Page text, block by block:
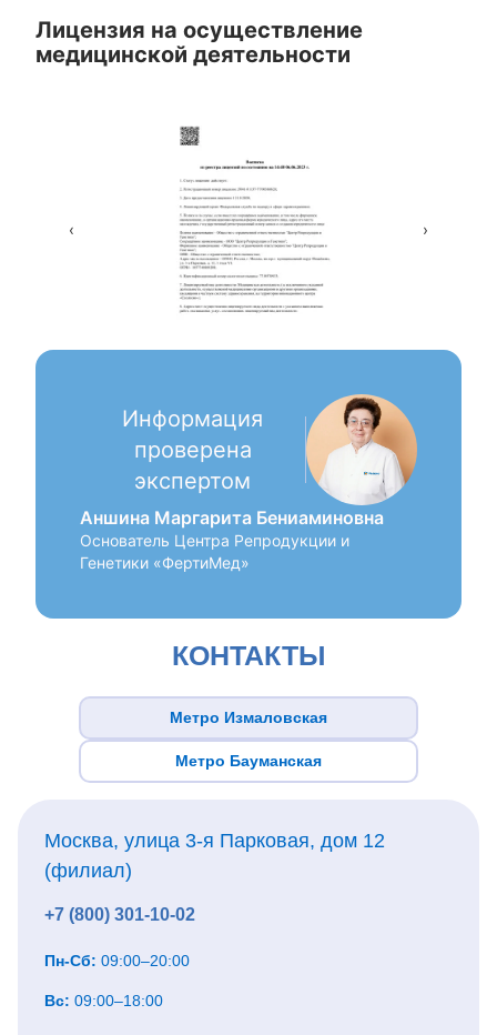
Лицензия на осуществление
медицинской деятельности
‹ ›
Информация
проверена
экспертом
Аншина Маргарита Бениаминовна
Основатель Центра Репродукции и
Генетики «ФертиМед»
КОНТАКТЫ
Метро Измаловская
Метро Бауманская
Москва, улица 3-я Парковая, дом 12
(филиал)
+7 (800) 301-10-02
Пн-Сб: 09:00–20:00
Вс: 09:00–18:00